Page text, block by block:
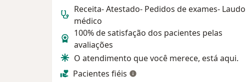
Receita- Atestado- Pedidos de exames- Laudo
médico
100% de satisfação dos pacientes pelas
avaliações
O atendimento que você merece, está aqui.
Pacientes fiéis